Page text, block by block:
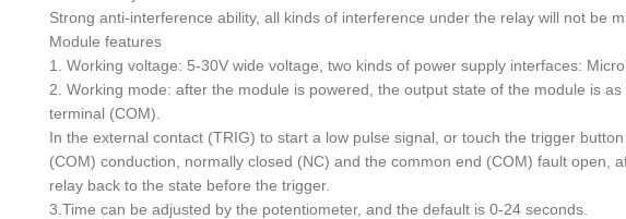
Strong anti-interference ability, all kinds of interference under the relay will not be
Module features
1. Working voltage: 5-30V wide voltage, two kinds of power supply interfaces:
2. Working mode: after the module is powered, the output state of the module is
terminal (COM).
In the external contact (TRIG) to start a low pulse signal, or touch the trigger
(COM) conduction, normally closed (NC) and the common end (COM) fault
relay back to the state before the trigger.
3.Time can be adjusted by the potentiometer, and the default is 0-24 seconds.